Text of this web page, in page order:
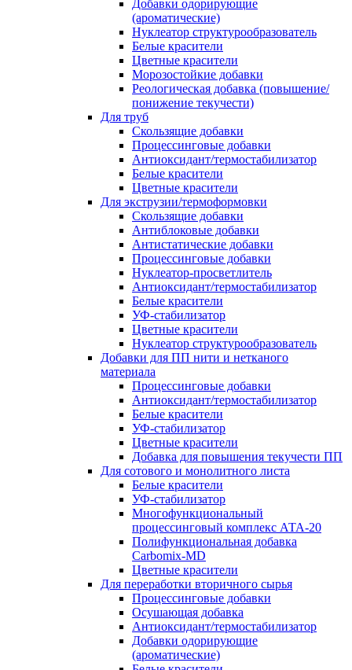
Добавки одорирующие
(ароматические)
Нуклеатор структурообразователь
Белые красители
Цветные красители
Морозостойкие добавки
Реологическая добавка (повышение/
понижение текучести)
Для труб
Скользящие добавки
Процессинговые добавки
Антиоксидант/термостабилизатор
Белые красители
Цветные красители
Для экструзии/термоформовки
Скользящие добавки
Антиблоковые добавки
Антистатические добавки
Процессинговые добавки
Нуклеатор-просветлитель
Антиоксидант/термостабилизатор
Белые красители
УФ-стабилизатор
Цветные красители
Нуклеатор структурообразователь
Добавки для ПП нити и нетканого
материала
Процессинговые добавки
Антиоксидант/термостабилизатор
Белые красители
УФ-стабилизатор
Цветные красители
Добавка для повышения текучести ПП
Для сотового и монолитного листа
Белые красители
УФ-стабилизатор
Многофункциональный
процессинговый комплекс АТА-20
Полифункциональная добавка
Carbomix-MD
Цветные красители
Для переработки вторичного сырья
Процессинговые добавки
Осушающая добавка
Антиоксидант/термостабилизатор
Добавки одорирующие
(ароматические)